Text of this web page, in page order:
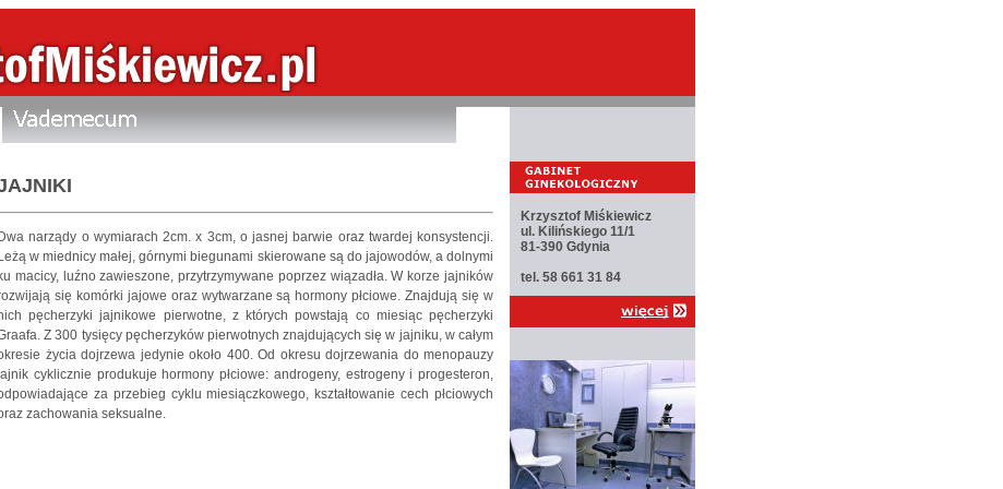
narządy o wymiarach 2cm. x 3cm, o jasnej barwie oraz twardej konsystencji.
w miednicy małej, górnymi biegunami skierowane są do jajowodów, a dolnymi
macicy, luźno zawieszone, przytrzymywane poprzez wiązadła. W korze jajników
się komórki jajowe oraz wytwarzane są hormony płciowe. Znajdują się w
pęcherzyki jajnikowe pierwotne, z których powstają co miesiąc pęcherzyki
Z 300 tysięcy pęcherzyków pierwotnych znajdujących się w jajniku, w całym
życia dojrzewa jedynie około 400. Od okresu dojrzewania do menopauzy
cyklicznie produkuje hormony płciowe: androgeny, estrogeny i progesteron,
za przebieg cyklu miesiączkowego, kształtowanie cech płciowych
zachowania seksualne.
Krzysztof Miśkiewicz
ul. Kilińskiego 11/1
81-390 Gdynia
tel. 58 661 31 84